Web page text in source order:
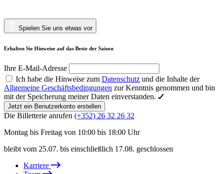
Spielen Sie uns etwas vor
Erhalten Sie Hinweise auf das Beste der Saison
Ihre E-Mail-Adresse
Ich habe die Hinweise zum Datenschutz und die Inhalte der
Allgemeine Geschäftsbedingungen zur Kenntnis genommen und bin
mit der Speicherung meiner Daten einverstanden.
Jetzt ein Benutzerkonto erstellen
Die Billetterie anrufen (+352) 26 32 26 32
Montag bis Freitag von 10:00 bis 18:00 Uhr
bleibt vom 25.07. bis einschließlich 17.08. geschlossen
Karriere